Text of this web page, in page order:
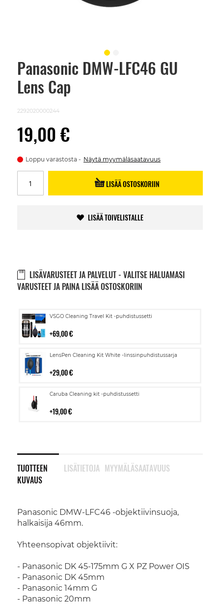
Panasonic DMW-LFC46 GU
Lens Cap
2292020000244
19,00 €
Loppu varastosta Näytä myymäläsaatavuus
LISÄÄ OSTOSKORIIN
LISÄÄ TOIVELISTALLE
LISÄVARUSTEET JA PALVELUT - VALITSE HALUAMASI
VARUSTEET JA PAINA LISÄÄ OSTOSKORIIN
VSGO Cleaning Travel Kit -puhdistussetti
69,00 €
Lisää
LensPen Cleaning Kit White -linssinpuhdistussarja
29,00 €
Lisää
Caruba Cleaning kit -puhdistussetti
19,00 €
Lisää
TUOTTEEN
KUVAUS
Panasonic DMW-LFC46 -objektiivinsuoja,
halkaisija 46mm.
Yhteensopivat objektiivit:
- Panasonic DK 45-175mm G X PZ Power OIS
- Panasonic DK 45mm
- Panasonic 14mm G
- Panasonic 20mm
LISÄTIETOJA MYYMÄLÄSAATAVUUS
Skip
beginning
images